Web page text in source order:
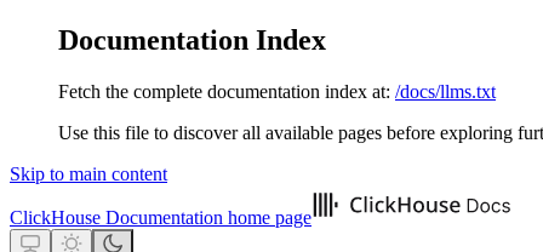
Documentation Index
Fetch the complete documentation index at: /docs/llms.txt
Use this file to discover all available pages before exploring
Skip to main content
ClickHouse Documentation home page